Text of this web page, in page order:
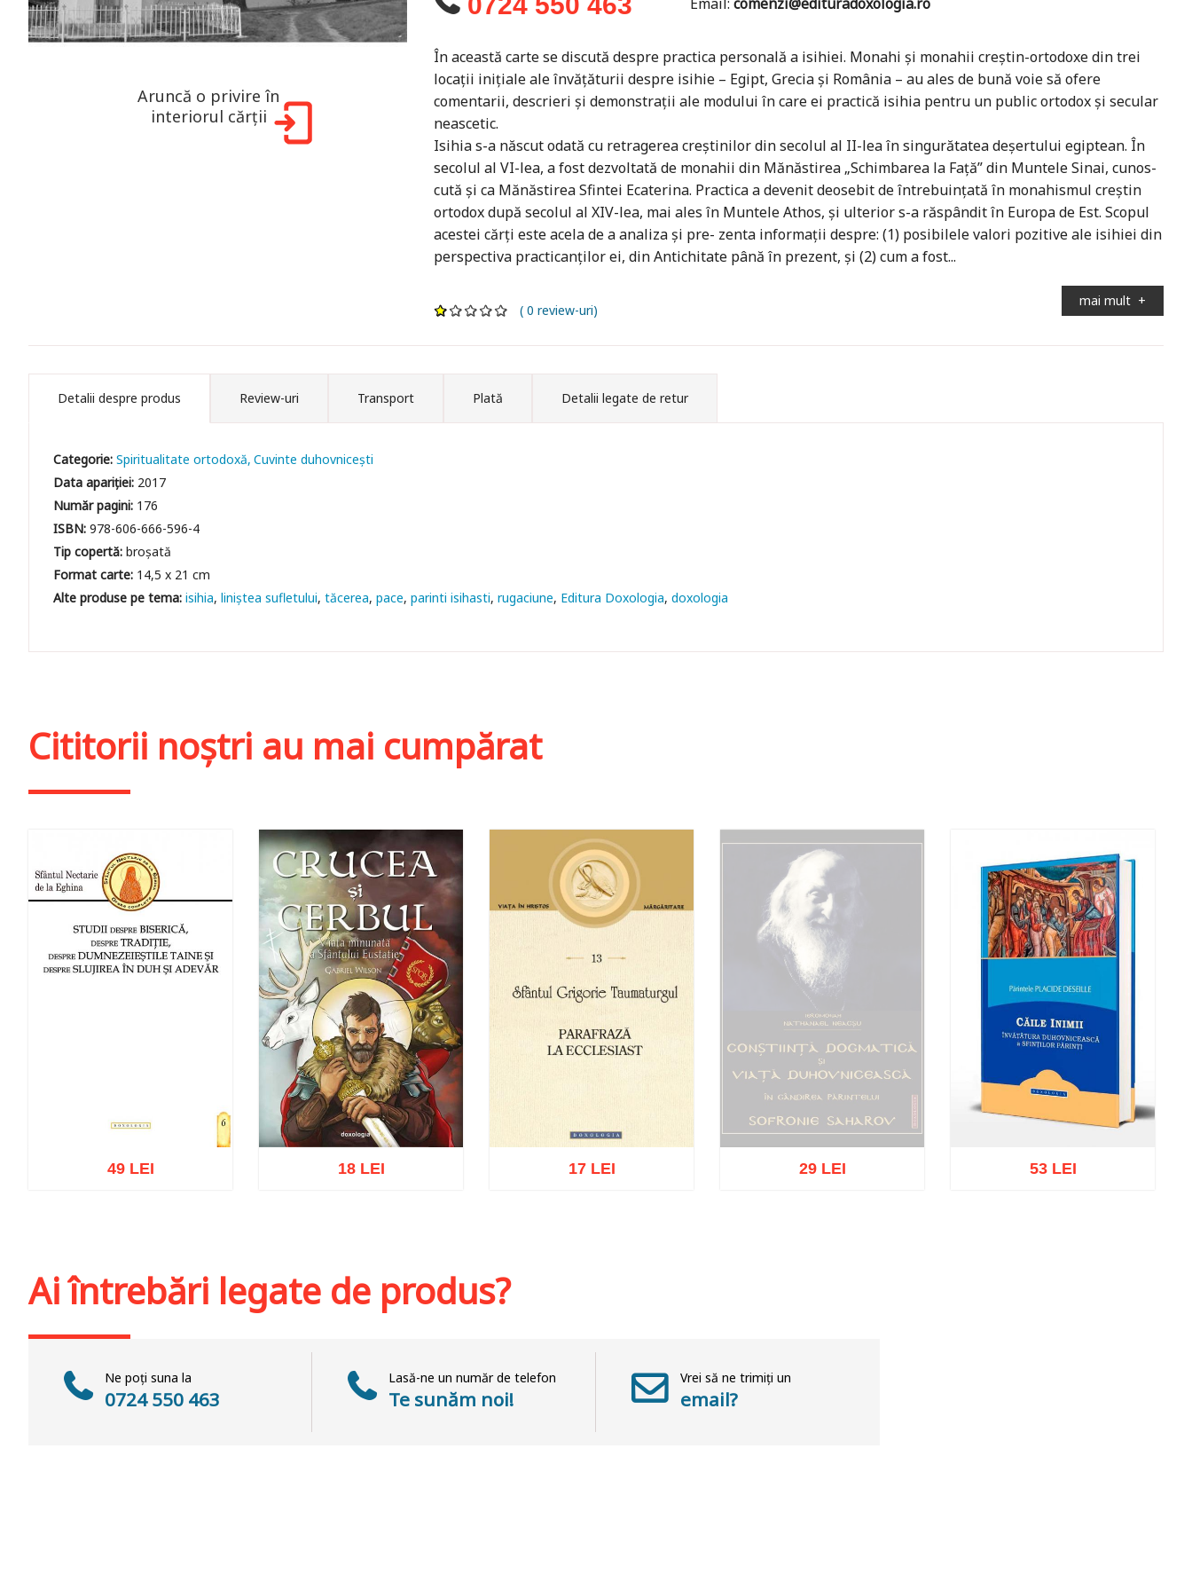
Aruncă o privire în
interiorul cărții
În această carte se discută despre practica personală a isihiei. Monahi și monahii creștin-ortodoxe din trei
locații inițiale ale învățăturii despre isihie – Egipt, Grecia și România – au ales de bună voie să ofere
comentarii, descrieri și demonstrații ale modului în care ei practică isihia pentru un public ortodox și secular
neascetic.
Isihia s-a născut odată cu retragerea creștinilor din secolul al II-lea în singurătatea deșertului egiptean. În
secolul al VI-lea, a fost dezvoltată de monahii din Mănăstirea „Schimbarea la Față” din Muntele Sinai, cunos-
cută și ca Mănăstirea Sfintei Ecaterina. Practica a devenit deosebit de întrebuințată în monahismul creștin
ortodox după secolul al XIV-lea, mai ales în Muntele Athos, și ulterior s-a răspândit în Europa de Est. Scopul
acestei cărți este acela de a analiza și pre- zenta informații despre: (1) posibilele valori pozitive ale isihiei din
perspectiva practicanților ei, din Antichitate până în prezent, și (2) cum a fost...
mai mult +
( 0 review-uri)
Detalii despre produs Review-uri Transport Plată Detalii legate de retur
Categorie:Spiritualitate ortodoxă Cuvinte duhovniceşti
Data apariției: 2017
Număr pagini: 176
ISBN:978-606-666-596-4
Tip copertă:broșată
Format carte: 14,5 x 21 cm
isihia liniștea sufletului tăcerea pace parinti isihasti rugaciune Editura Doxologia doxologia
Cititorii noștri au mai cumpărat
49 LEI 18 LEI 17 LEI 29 LEI 53 LEI
Ai întrebări legate de produs?
Ne poți suna la
0724 550 463
Lasă-ne un număr de telefon
Te sunăm noi!
Vrei să ne trimiți un
email?